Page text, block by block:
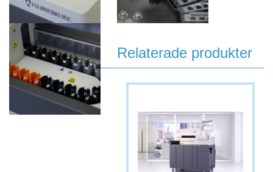
Relaterade produkter